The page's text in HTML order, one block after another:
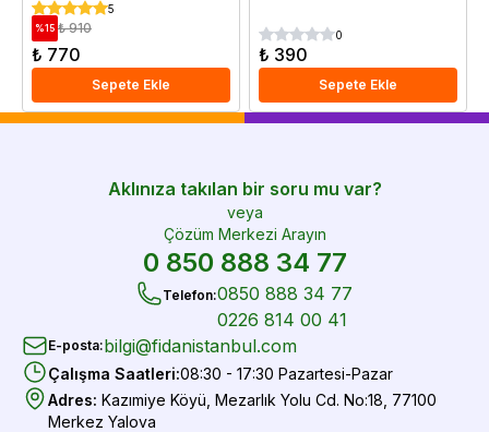
5
%15 ₺ 910
₺ 770
Sepete Ekle
0
₺ 390
Sepete Ekle
Aklınıza takılan bir soru mu var?
veya
Çözüm Merkezi Arayın
0 850 888 34 77
Telefon:0850 888 34 77
0226 814 00 41
E-posta:bilgi@fidanistanbul.com
Çalışma Saatleri:08:30 - 17:30 Pazartesi-Pazar
Adres: Kazımiye Köyü, Mezarlık Yolu Cd. No:18, 77100
Merkez Yalova